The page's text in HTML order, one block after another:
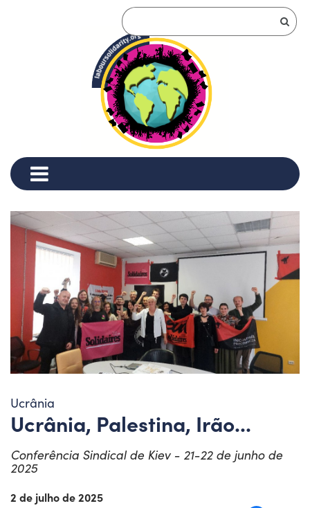
Ucrânia
Ucrânia, Palestina, Irão...
Conferência Sindical de Kiev - 21-22 de junho de
2025
2 de julho de 2025